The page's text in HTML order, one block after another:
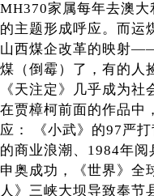
MH370家属每年去澳
的主题形成呼应。而运
山西煤企改革的映射
煤（倒霉）了，有的人
《天注定》几乎成为
在贾樟柯前面的作品中
应： 《小武》的97严
的商业浪潮、1984年阅
申奥成功，《世界》全
人》三峡大坝导致奉节